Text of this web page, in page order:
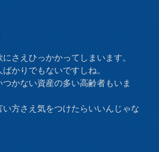
さえひっかかってしまいます。
かりでもないですしね。
かない資産の多い高齢者もいま
方さえ気をつけたらいいんじゃな